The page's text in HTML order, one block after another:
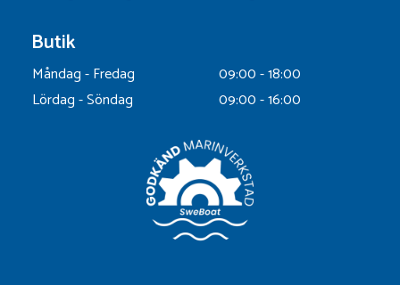
Butik
Måndag - Fredag
09:00 - 18:00
Lördag - Söndag
09:00 - 16:00